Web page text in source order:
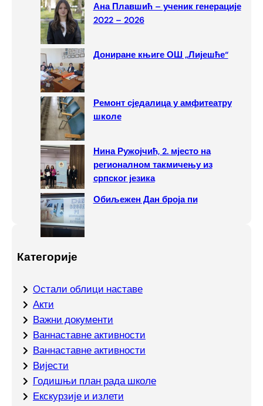
Ана Плавшић – ученик генерације
2022 – 2026
Дониране књиге ОШ „Лијешће“
Ремонт сједалица у амфитеатру
школе
Нина Ружојчић, 2. мјесто на
регионалном такмичењу из
српског језика
Обиљежен Дан броја пи
Категорије
Oстали облици наставе
Акти
Важни документи
Ваннаставне активности
Ваннаставне активности
Вијести
Годишњи план рада школе
Екскурзије и излети